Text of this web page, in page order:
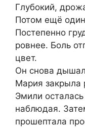
Глубокий,
Потом ещё
Постепенно
ровнее. Боль
цвет.
Он снова
Мария закрыла
Эмили
наблюдая.
прошептала